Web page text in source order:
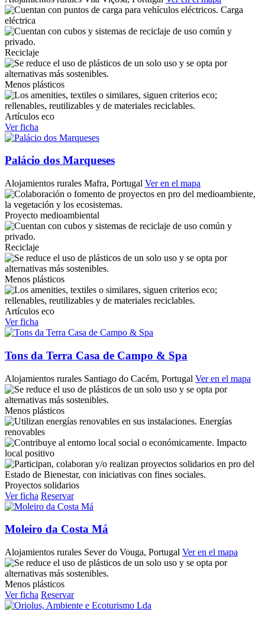
Carga
eléctrica
Reciclaje
Menos plásticos
Artículos eco
Ver ficha
Palácio dos Marqueses
Alojamientos rurales Mafra, Portugal Ver en el mapa
Proyecto medioambiental
Reciclaje
Menos plásticos
Artículos eco
Ver ficha
Tons da Terra Casa de Campo & Spa
Alojamientos rurales Santiago do Cacém, Portugal Ver en el mapa
Menos plásticos
Energías
renovables
Impacto
local positivo
Proyectos solidarios
Ver ficha Reservar
Moleiro da Costa Má
Alojamientos rurales Sever do Vouga, Portugal Ver en el mapa
Menos plásticos
Ver ficha Reservar